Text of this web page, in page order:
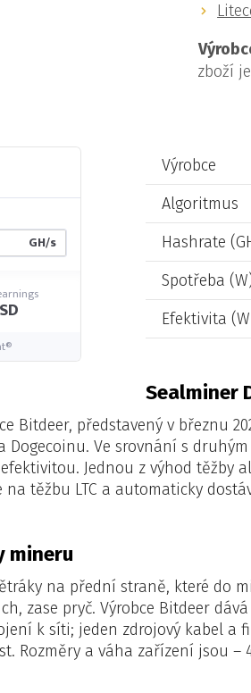
zboží
GH/s
Výrobce
Algoritmus
Hashrate
Spotřeba
Efektivita
Sealminer
Bitdeer, představený v březnu
Ve srovnání s
Jednou z výhod
těžbu LTC a automaticky
mineru
na přední straně, které do
zase pryč. Výrobce Bitdeer
k síti; jeden zdrojový kabel a
Rozměry a váha zařízení jsou –